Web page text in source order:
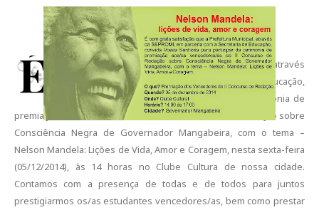
É
com grata satisfação que a Prefeitura Municipal, através
da SEPROMI, em parceria com a Secretaria de Educação,
convida Vossa Senhoria para participar da cerimonia de
premiação aos/as vencedores/as do II Concurso de Redação sobre
Consciência Negra de Governador Mangabeira, com o tema –
Nelson Mandela: Lições de Vida, Amor e Coragem, nesta sexta-feira
(05/12/2014), às 14 horas no Clube Cultura de nossa cidade.
Contamos com a presença de todas e de todos para juntos
prestigiarmos os/as estudantes vencedores/as, bem como prestar